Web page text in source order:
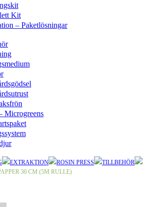
Kit
– Paketlösningar
Microgreens
EXTRAKTION ROSIN PRESS
TILLBEHÖR
30 CM (5M RULLE)